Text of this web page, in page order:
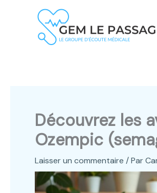
Découvrez les
Ozempic
Laisser un commentaire / Par